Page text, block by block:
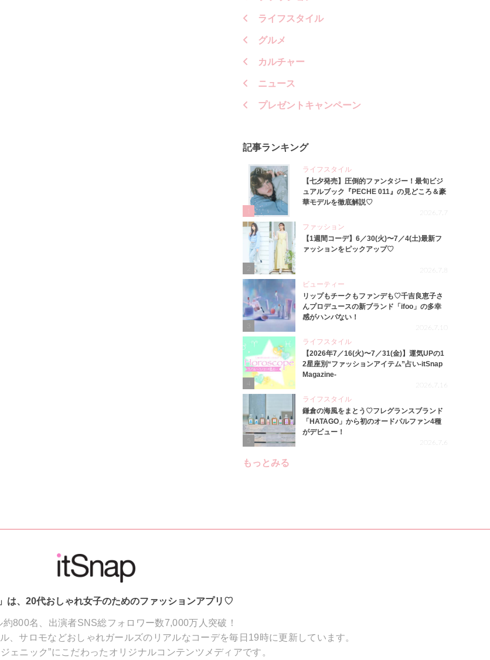
ライフスタイル
グルメ
カルチャー
ニュース
プレゼントキャンペーン
記事ランキング
ライフスタイル
【七夕発売】圧倒的ファンタジー！最旬ビジ
ュアルブック『PECHE 011』の見どころ＆豪
華モデルを徹底解説♡
2026.7.7
ファッション
【1週間コーデ】6／30(火)〜7／4(土)最新フ
ァッションをピックアップ♡
2026.7.8
3
ビューティー
リップもチークもファンデも♡千吉良恵子さ
んプロデュースの新ブランド「ifoo」の多幸
感がハンパない！
2026.7.10
4
ライフスタイル
【2026年7／16(火)〜7／31(金)】運気UPの1
2星座別“ファッションアイテム”占い-itSnap
Magazine-
2026.7.16
ライフスタイル
鎌倉の海風をまとう♡フレグランスブランド
「HATAGO」から初のオードパルファン4種
がデビュー！
2026.7.6
もっとみる
は、20代おしゃれ女子のためのファッションアプリ♡
約800名、出演者SNS総フォロワー数7,000万人突破！
、サロモなどおしゃれガールズのリアルなコーデを毎日19時に更新しています。
ェニック”にこだわったオリジナルコンテンツメディアです。